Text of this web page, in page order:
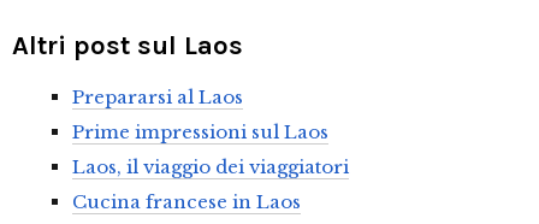
Altri post sul Laos
Prepararsi al Laos
Prime impressioni sul Laos
Laos, il viaggio dei viaggiatori
Cucina francese in Laos